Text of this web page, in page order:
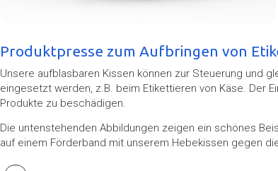
Produktpresse zum Aufbringen von
Unsere aufblasbaren Kissen können zur Steuerung und
eingesetzt werden, z.B. beim Etikettieren von Käse. Der
Produkte zu beschädigen.
Die untenstehenden Abbildungen zeigen ein schönes
auf einem Förderband mit unserem Hebekissen gegen